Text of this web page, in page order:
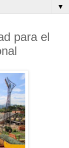
▼
para el